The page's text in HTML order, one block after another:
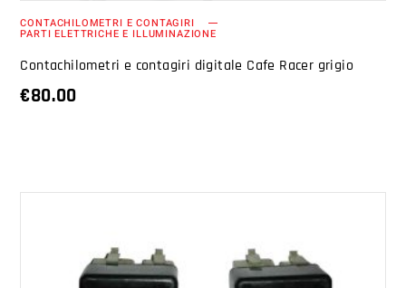
CONTACHILOMETRI E CONTAGIRI
PARTI ELETTRICHE E ILLUMINAZIONE
Contachilometri e contagiri digitale Cafe Racer grigio
€80.00